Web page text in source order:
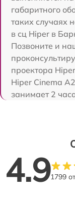
габаритного
таких случаях
в сц Hiper в
Позвоните и
проектора
Hiper Cinema
занимает 2
4.91799